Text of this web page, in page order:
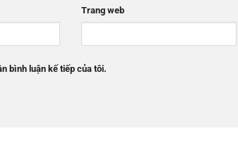
Trang web
bình luận kế tiếp của tôi.